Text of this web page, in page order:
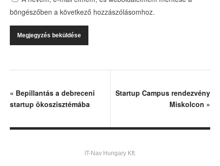
böngészőben a következő hozzászólásomhoz.
« Bepillantás a debreceni
startup ökoszisztémába
Startup Campus rendezvény
Miskolcon »
IT-Nav Hungary Kft.